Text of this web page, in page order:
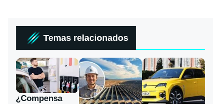
Temas relacionados
¿Compensa